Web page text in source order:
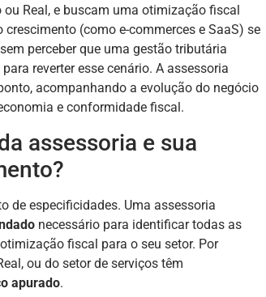
Real, e buscam uma otimização fiscal
(como e-commerces e SaaS) se
perceber que uma gestão tributária
reverter esse cenário. A assessoria
acompanhando a evolução do negócio
e conformidade fiscal.
assessoria e sua
de especificidades. Uma assessoria
necessário para identificar todas as
fiscal para o seu setor. Por
ou do setor de serviços têm
apurado.